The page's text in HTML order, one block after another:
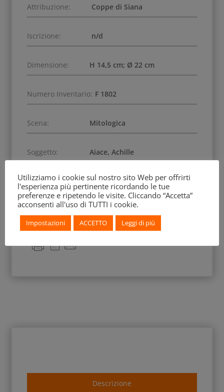
Attribuzione: Coppe di Siana
Iscrizione: n/d
Dimensione: H 14,5 cm; Ø 22 cm
Numero Inventario: F 1802
Scena: Mitologica
Soggetto: Aiace, Achille
BEAZLEY Archive: 9023169
Descrizione
Utilizziamo i cookie sul nostro sito Web per offrirti
l'esperienza più pertinente ricordando le tue
preferenze e ripetendo le visite. Cliccando “Accetta”
acconsenti all'uso di TUTTI i cookie.
Impostazioni ACCETTO Leggi di più